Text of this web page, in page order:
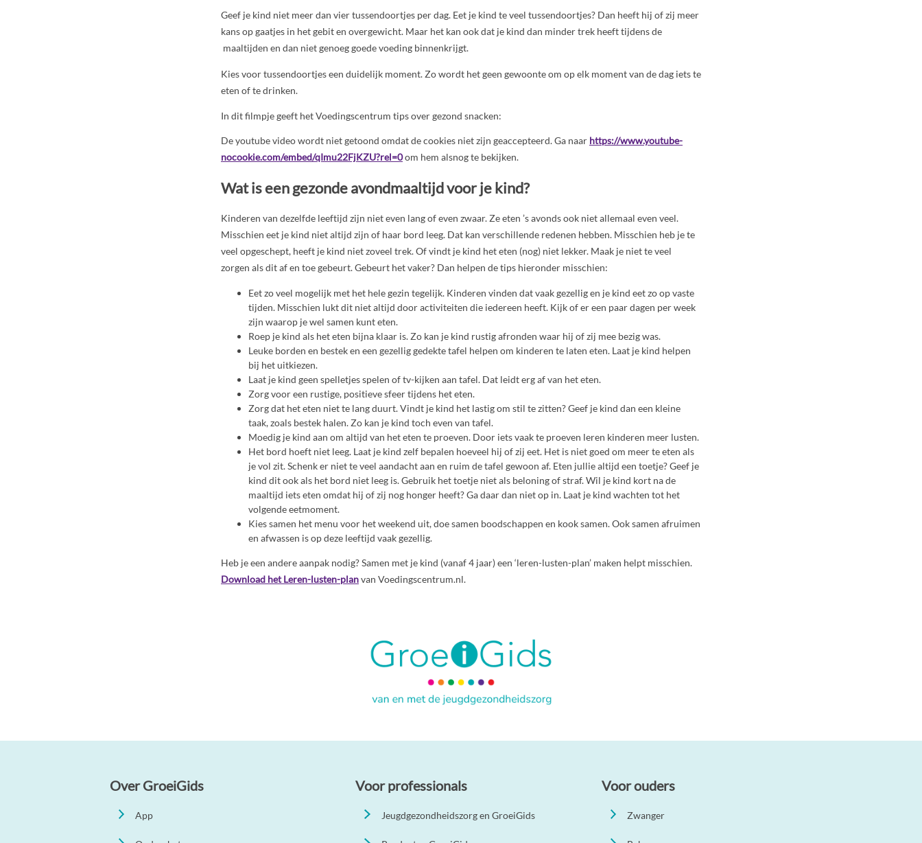
Geef je kind niet meer dan vier tussendoortjes per dag. Eet je kind te veel tussendoortjes? Dan heeft hij of zij meer
kans op gaatjes in het gebit en overgewicht. Maar het kan ook dat je kind dan minder trek heeft tijdens de
maaltijden en dan niet genoeg goede voeding binnenkrijgt.
Kies voor tussendoortjes een duidelijk moment. Zo wordt het geen gewoonte om op elk moment van de dag iets te
eten of te drinken.
In dit filmpje geeft het Voedingscentrum tips over gezond snacken:
De youtube video wordt niet getoond omdat de cookies niet zijn geaccepteerd. Ga naar https://www.youtube-
nocookie.com/embed/qImu22FjKZU?rel=0om hem alsnog te bekijken.
Wat is een gezonde avondmaaltijd voor je kind?
Kinderen van dezelfde leeftijd zijn niet even lang of even zwaar. Ze eten ’s avonds ook niet allemaal even veel.
Misschien eet je kind niet altijd zijn of haar bord leeg. Dat kan verschillende redenen hebben. Misschien heb je te
veel opgeschept, heeft je kind niet zoveel trek. Of vindt je kind het eten (nog) niet lekker. Maak je niet te veel
zorgen als dit af en toe gebeurt. Gebeurt het vaker? Dan helpen de tips hieronder misschien:
Eet zo veel mogelijk met het hele gezin tegelijk. Kinderen vinden dat vaak gezellig en je kind eet zo op vaste
tijden. Misschien lukt dit niet altijd door activiteiten die iedereen heeft. Kijk of er een paar dagen per week
zijn waarop je wel samen kunt eten.
Roep je kind als het eten bijna klaar is. Zo kan je kind rustig afronden waar hij of zij mee bezig was.
Leuke borden en bestek en een gezellig gedekte tafel helpen om kinderen te laten eten. Laat je kind helpen
bij het uitkiezen.
Laat je kind geen spelletjes spelen of tv-kijken aan tafel. Dat leidt erg af van het eten.
Zorg voor een rustige, positieve sfeer tijdens het eten.
Zorg dat het eten niet te lang duurt. Vindt je kind het lastig om stil te zitten? Geef je kind dan een kleine
taak, zoals bestek halen. Zo kan je kind toch even van tafel.
Moedig je kind aan om altijd van het eten te proeven. Door iets vaak te proeven leren kinderen meer lusten.
Het bord hoeft niet leeg. Laat je kind zelf bepalen hoeveel hij of zij eet. Het is niet goed om meer te eten als
je vol zit. Schenk er niet te veel aandacht aan en ruim de tafel gewoon af. Eten jullie altijd een toetje? Geef je
kind dit ook als het bord niet leeg is. Gebruik het toetje niet als beloning of straf. Wil je kind kort na de
maaltijd iets eten omdat hij of zij nog honger heeft? Ga daar dan niet op in. Laat je kind wachten tot het
volgende eetmoment.
Kies samen het menu voor het weekend uit, doe samen boodschappen en kook samen. Ook samen afruimen
en afwassen is op deze leeftijd vaak gezellig.
Heb je een andere aanpak nodig? Samen met je kind (vanaf 4 jaar) een ‘leren-lusten-plan’ maken helpt misschien.
Download het Leren-lusten-planvan Voedingscentrum.nl.
Over GroeiGids
App
Voor professionals
Jeugdgezondheidszorg en GroeiGids
Voor ouders
Zwanger